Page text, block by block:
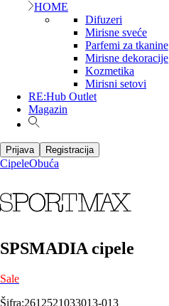
HOME
Difuzeri
Mirisne sveće
Parfemi za tkanine
Mirisne dekoracije
Kozmetika
Mirisni setovi
RE:Hub Outlet
Magazin
Prijava Registracija
CipeleObuća
SPSMADIA cipele
Sale
Šifra:2612521033013-013